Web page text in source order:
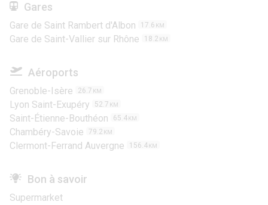
Gares
Gare de Saint Rambert d'Albon 17.6 KM
Gare de Saint-Vallier sur Rhône 18.2 KM
Aéroports
Grenoble-Isère 26.7 KM
Lyon Saint-Exupéry 52.7 KM
Saint-Étienne-Bouthéon 65.4 KM
Chambéry-Savoie 79.2 KM
Clermont-Ferrand Auvergne 156.4 KM
Bon à savoir
Supermarket